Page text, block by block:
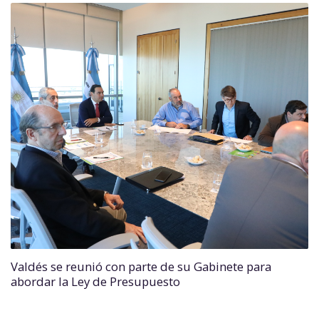
Valdés se reunió con parte de su Gabinete para
abordar la Ley de Presupuesto